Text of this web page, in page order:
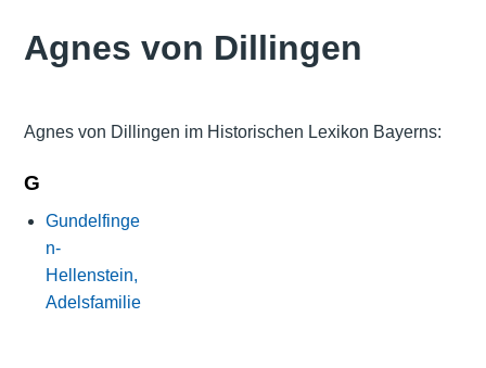
Agnes von Dillingen
Agnes von Dillingen im Historischen Lexikon Bayerns:
G
Gundelfinge
n-
Hellenstein,
Adelsfamilie